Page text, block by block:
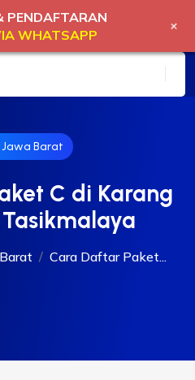
Jawa Barat
C di Karang
Cara Daftar Paket...
PENDAFTARAN
WHATSAPP
+